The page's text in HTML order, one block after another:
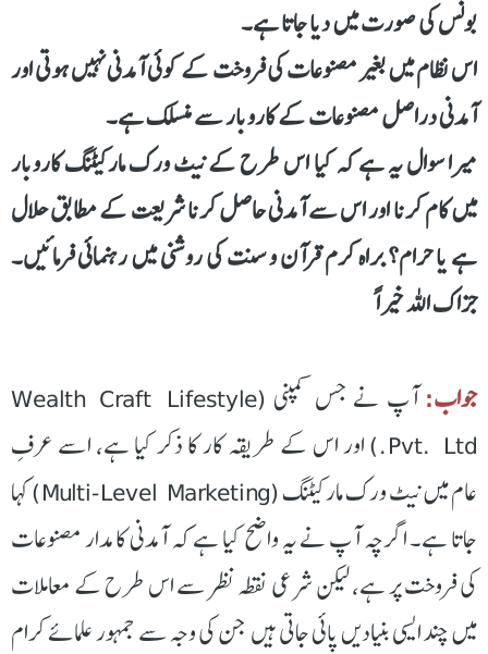
بونس کی صورت میں دیا جاتا ہے۔
اس نظام میں بغیر مصنوعات کی فروخت کے کوئی آمدنی نہیں ہوتی اور
آمدنی دراصل مصنوعات کے کاروبار سے منسلک ہے۔
میرا سوال یہ ہے کہ کیا اس طرح کے نیٹ ورک مارکیٹنگ کاروبار
میں کام کرنا اور اس سے آمدنی حاصل کرنا شریعت کے مطابق حلال
ہے یا حرام؟ براہ کرم قرآن و سنت کی روشنی میں رہنمائی فرمائیں۔
جزاک اللہ خیراً
جواب:
آپ نے جس کمپنی (Wealth Craft Lifestyle
Pvt. Ltd.) اور اس کے طریقہ کار کا ذکر کیا ہے، اسے عرفِ
عام میں نیٹ ورک مارکیٹنگ (Multi-Level Marketing) کہا
جاتا ہے۔ اگرچہ آپ نے یہ واضح کیا ہے کہ آمدنی کا مدار مصنوعات
کی فروخت پر ہے، لیکن شرعی نقطہ نظر سے اس طرح کے معاملات
میں چند ایسی بنیادیں پائی جاتی ہیں جن کی وجہ سے جمہور علمائے کرام